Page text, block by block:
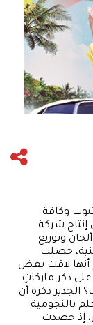
وكافة
إنتاج شركة
وتوزيع
حصلت
أنها لاقت بعض
على ذكر ماركاتٍ
الجدير ذكره أن
بالنجومية
إذ حصدت